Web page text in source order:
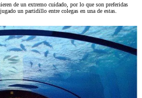
de un extremo cuidado, por lo que son preferidas
un partidillo entre colegas en una de estas.